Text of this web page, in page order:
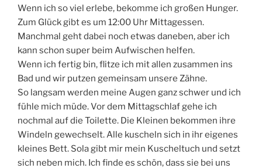
Wenn ich so viel erlebe, bekomme ich großen Hunger.
Zum Glück gibt es um 12:00 Uhr Mittagessen.
Manchmal geht dabei noch etwas daneben, aber ich
kann schon super beim Aufwischen helfen.
Wenn ich fertig bin, flitze ich mit allen zusammen ins
Bad und wir putzen gemeinsam unsere Zähne.
So langsam werden meine Augen ganz schwer und ich
fühle mich müde. Vor dem Mittagschlaf gehe ich
nochmal auf die Toilette. Die Kleinen bekommen ihre
Windeln gewechselt. Alle kuscheln sich in ihr eigenes
kleines Bett. Sola gibt mir mein Kuscheltuch und setzt
sich neben mich. Ich finde es schön, dass sie bei uns